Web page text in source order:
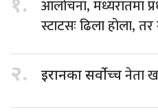
१.
आलोचना, मध्यरातमा
स्टाटसः ढिला होला,
२. इरानका सर्वोच्चनेता